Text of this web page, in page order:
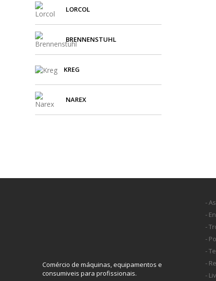
LORCOL
BRENNENSTUHL
KREG
NAREX
Comércio de máquinas, equipamentos e
consumiveis para profissionais.
-
-
-
-
-
-
-